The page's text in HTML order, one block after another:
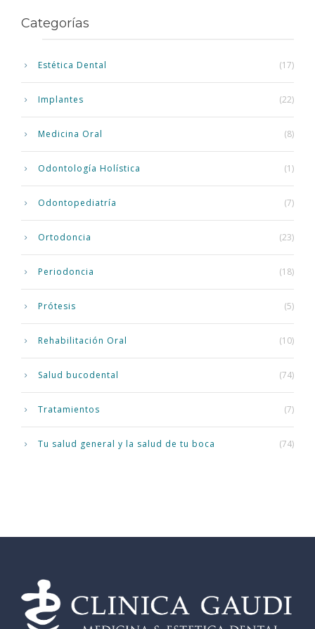
Categorías
Estética Dental (17)
Implantes (22)
Medicina Oral (8)
Odontología Holística (1)
Odontopediatría (7)
Ortodoncia (23)
Periodoncia (18)
Prótesis (5)
Rehabilitación Oral (10)
Salud bucodental (74)
Tratamientos (7)
Tu salud general y la salud de tu boca (74)